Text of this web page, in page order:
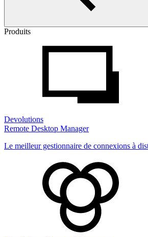
Produits
Devolutions
Remote Desktop Manager
Le meilleur gestionnaire de connexions à